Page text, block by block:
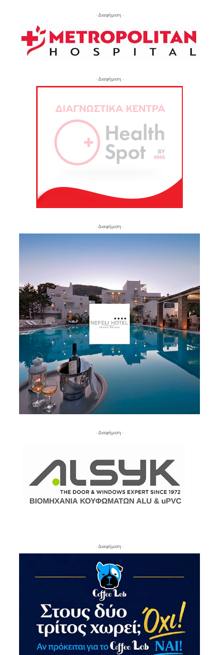
- Διαφήμιση -
- Διαφήμιση -
- Διαφήμιση -
- Διαφήμιση -
- Διαφήμιση -